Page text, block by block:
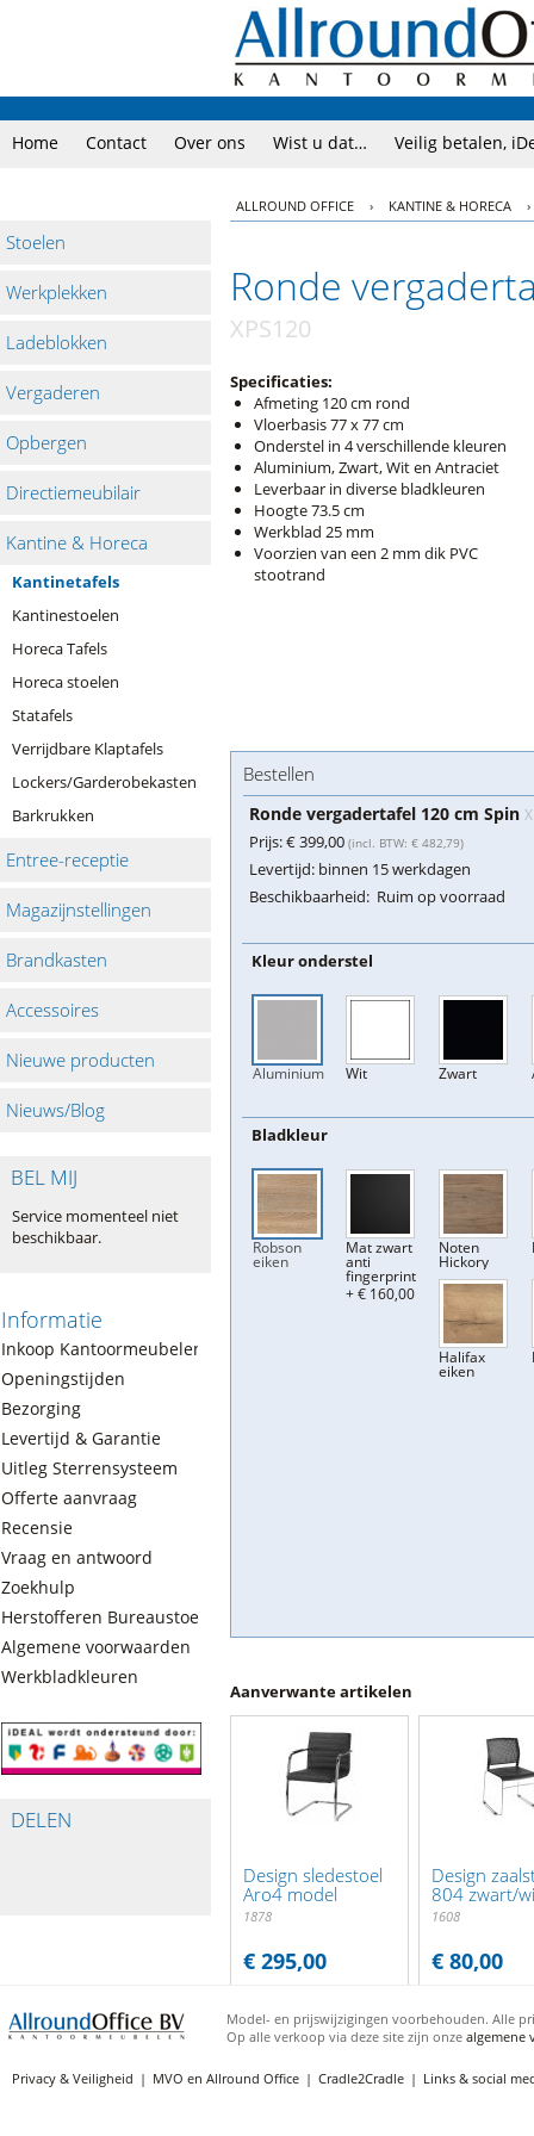
Home Contact Over ons Wist u dat… Veilig betalen,
Stoelen
Werkplekken
Ladeblokken
Vergaderen
Opbergen
Directiemeubilair
Kantine & Horeca
Kantinetafels
Kantinestoelen
Horeca Tafels
Horeca stoelen
Statafels
Verrijdbare Klaptafels
Lockers/Garderobekasten
Barkrukken
Entree-receptie
Magazijnstellingen
Brandkasten
Accessoires
Nieuwe producten
Nieuws/Blog
BEL MIJ
Service momenteel niet
beschikbaar.
Informatie
Inkoop Kantoormeubelen
Openingstijden
Bezorging
Levertijd & Garantie
Uitleg Sterrensysteem
Offerte aanvraag
Recensie
Vraag en antwoord
Zoekhulp
Herstofferen Bureaustoelen
Algemene voorwaarden
Werkbladkleuren
DELEN
ALLROUND OFFICE › KANTINE & HORECA ›
Ronde
XPS120
Specificaties:
Afmeting 120 cm rond
Vloerbasis 77 x 77 cm
Onderstel in 4 verschillende kleuren
Aluminium, Zwart, Wit en Antraciet
Leverbaar in diverse bladkleuren
Hoogte 73.5 cm
Werkblad 25 mm
Voorzien van een 2 mm dik PVC
stootrand
Bestellen
Ronde vergadertafel 120 cm Spin
Prijs:€ 399,00 (incl. BTW: € 482,79)
Levertijd: binnen 15 werkdagen
Beschikbaarheid: Ruim op voorraad
Kleur onderstel
Aluminium Wit Zwart
Bladkleur
Robson
eiken
Mat zwart
anti
fingerprint
+ € 160,00
Noten
Hickory
Halifax
eiken
Aanverwante artikelen
Design sledestoel
Aro4 model
1878
€ 295,00
Design
804 zwart/
1608
€ 80,00
Model- en prijswijzigingen voorbehouden. Alle
Op alle verkoop via deze site zijn onzealgemene
Privacy & Veiligheid MVO en Allround Office Cradle2Cradle Links & social